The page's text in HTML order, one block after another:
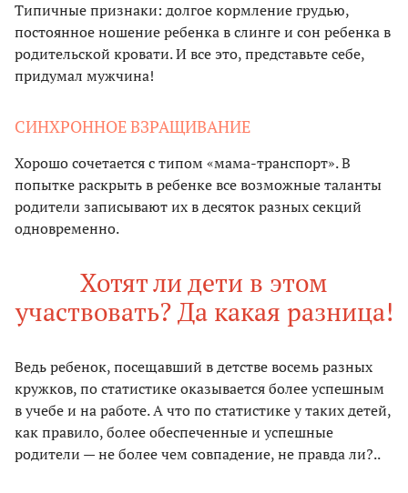
Типичные признаки: долгое кормление грудью,
постоянное ношение ребенка в слинге и сон ребенка в
родительской кровати. И все это, представьте себе,
придумал мужчина!
СИНХРОННОЕ ВЗРАЩИВАНИЕ
Хорошо сочетается с типом «мама-транспорт». В
попытке раскрыть в ребенке все возможные таланты
родители записывают их в десяток разных секций
одновременно.
Хотят ли дети в этом
участвовать? Да какая разница!
Ведь ребенок, посещавший в детстве восемь разных
кружков, по статистике оказывается более успешным
в учебе и на работе. А что по статистике у таких детей,
как правило, более обеспеченные и успешные
родители — не более чем совпадение, не правда ли?..